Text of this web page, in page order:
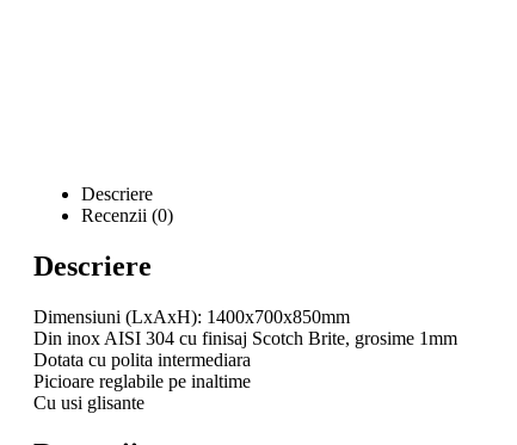
Descriere
Recenzii (0)
Descriere
Dimensiuni (LxAxH): 1400x700x850mm
Din inox AISI 304 cu finisaj Scotch Brite, grosime 1mm
Dotata cu polita intermediara
Picioare reglabile pe inaltime
Cu usi glisante